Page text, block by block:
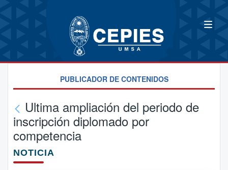
PUBLICADOR DE CONTENIDOS
Ultima ampliación del periodo de
inscripción diplomado por
competencia
NOTICIA